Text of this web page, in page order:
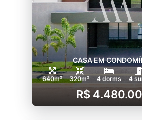
CASA EM
640m² 320m² 4 dorms 4
R$